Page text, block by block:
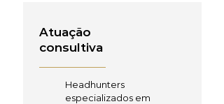
Atuação
consultiva
Headhunters
especializados em